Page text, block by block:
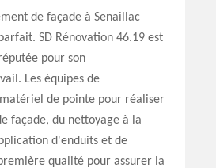
de façade à Senaillac
SD Rénovation 46.19 est
pour son
Les équipes de
de pointe pour réaliser
façade, du nettoyage à la
d'enduits et de
qualité pour assurer la